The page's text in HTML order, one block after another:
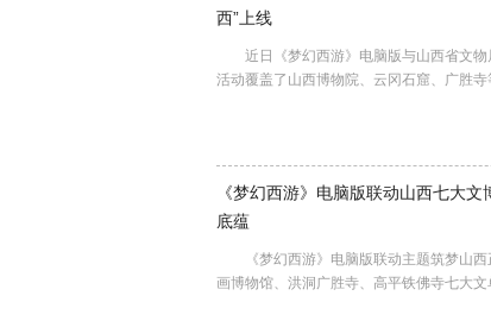
西”上线
近日《梦幻西游》电脑版与山西省文物
活动覆盖了山西博物院、云冈石窟、广
《梦幻西游》电脑版联动山西七大
底蕴
《梦幻西游》电脑版联动主题筑梦山西
画博物馆、洪洞广胜寺、高平铁佛寺七大